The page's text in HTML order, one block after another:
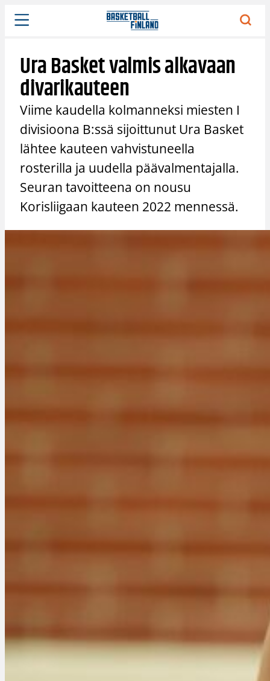
Siirry
sisältöön
Ura Basket valmis alkavaan
divarikauteen
Viime kaudella kolmanneksi miesten I
divisioona B:ssä sijoittunut Ura Basket
lähtee kauteen vahvistuneella
rosterilla ja uudella päävalmentajalla.
Seuran tavoitteena on nousu
Korisliigaan kauteen 2022 mennessä.